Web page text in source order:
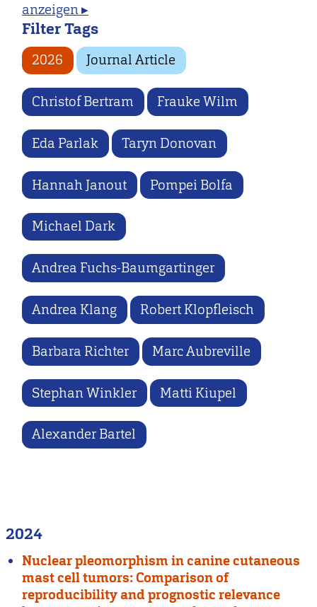
anzeigen ▸
Filter Tags
2026 Journal Article
Christof Bertram Frauke Wilm
Eda Parlak Taryn Donovan
Hannah Janout Pompei Bolfa
Michael Dark
Andrea Fuchs-Baumgartinger
Andrea Klang Robert Klopfleisch
Barbara Richter Marc Aubreville
Stephan Winkler Matti Kiupel
Alexander Bartel
2024
Nuclear pleomorphism in canine cutaneous
mast cell tumors: Comparison of
reproducibility and prognostic relevance